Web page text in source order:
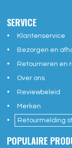
SERVICE
Klantenservice
Bezorgen en
Retourneren en
Over ons
Reviewbeleid
Merken
Retourmelding
POPULAIRE